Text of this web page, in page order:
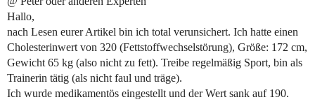
Hallo,
nach Lesen eurer Artikel bin ich total verunsichert. Ich hatte einen
Cholesterinwert von 320 (Fettstoffwechselstörung), Größe: 172 cm,
Gewicht 65 kg (also nicht zu fett). Treibe regelmäßig Sport, bin als
Trainerin tätig (als nicht faul und träge).
Ich wurde medikamentös eingestellt und der Wert sank auf 190.